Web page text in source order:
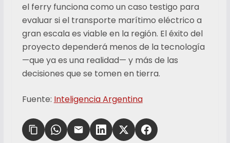
el ferry funciona como un caso testigo para
evaluar si el transporte marítimo eléctrico a
gran escala es viable en la región. El éxito del
proyecto dependerá menos de la tecnología
—que ya es una realidad— y más de las
decisiones que se tomen en tierra.
Fuente: Inteligencia Argentina